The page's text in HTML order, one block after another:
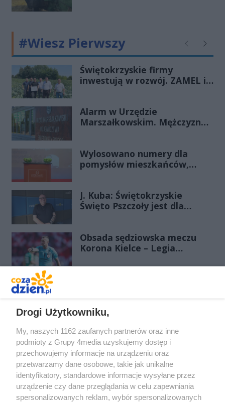
#Wiesz Pierwszy Poprzednie
Świętokrzyskie firmy
inwestują w rozwój. ZAMEL i
Alarm w Urzędzie
Marszałkowskim. Mężczyzna
Wylosowano numery dla
pomysłów mieszkańców,
J. Kuba: Świętokrzyskie
Święto Pszczoły jest dla
Obsada sędziowska meczu
Korona Kielce – Legia
Drogi Użytkowniku,
My, naszych 1162 zaufanych partnerów oraz inne
podmioty z Grupy 4media uzyskujemy dostęp i
przechowujemy informacje na urządzeniu oraz
przetwarzamy dane osobowe, takie jak unikalne
identyfikatory, standardowe informacje wysyłane przez
urządzenie czy dane przeglądania w celu zapewniania
spersonalizowanych reklam, wybór spersonalizowanych